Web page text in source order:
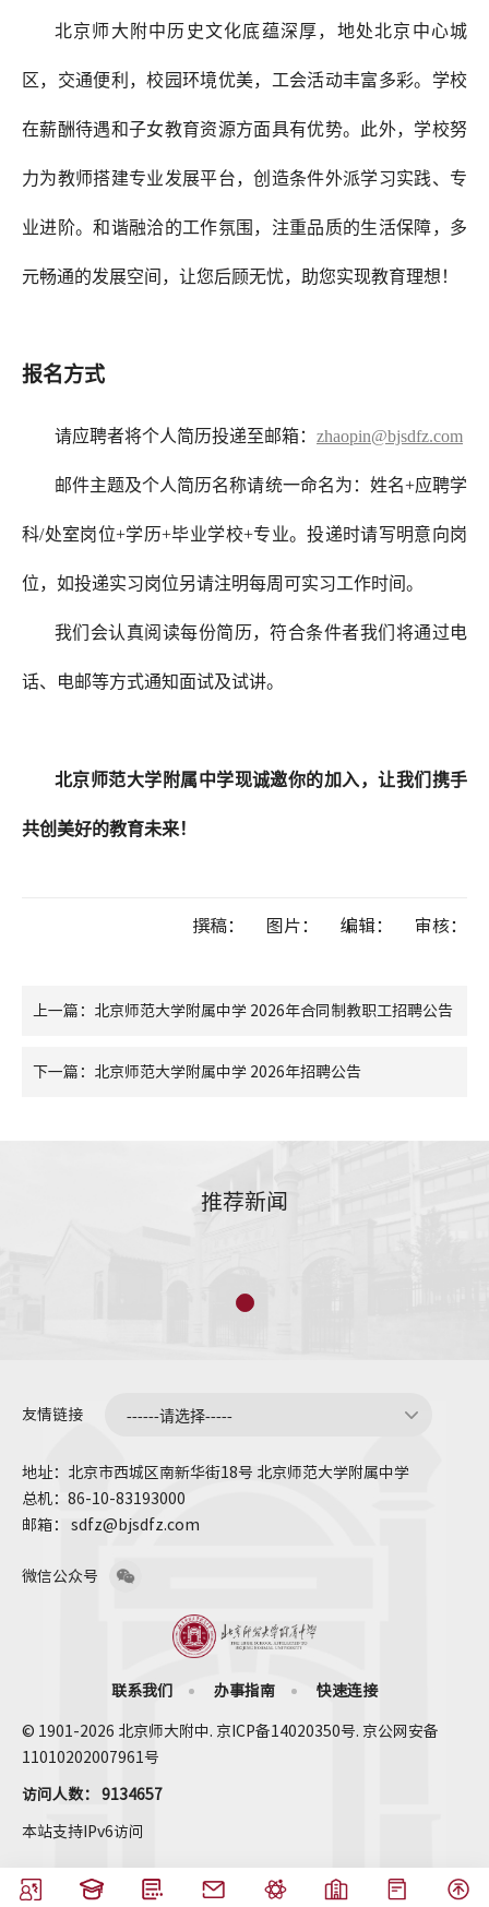
北京师大附中历史文化底蕴深厚，地处北京中心城
区，交通便利，校园环境优美，工会活动丰富多彩。学校
在薪酬待遇和子女教育资源方面具有优势。此外，学校努
力为教师搭建专业发展平台，创造条件外派学习实践、专
业进阶。和谐融洽的工作氛围，注重品质的生活保障，多
元畅通的发展空间，让您后顾无忧，助您实现教育理想！
报名方式
请应聘者将个人简历投递至邮箱： zhaopin@bjsdfz.com
邮件主题及个人简历名称请统一命名为：姓名+应聘学
科/处室岗位+学历+毕业学校+专业。投递时请写明意向岗
位，如投递实习岗位另请注明每周可实习工作时间。
我们会认真阅读每份简历，符合条件者我们将通过电
话、电邮等方式通知面试及试讲。
北京师范大学附属中学现诚邀你的加入，让我们携手
共创美好的教育未来！
撰稿： 图片： 编辑： 审核：
上一篇：北京师范大学附属中学 2026年合同制教职工招聘公告
下一篇：北京师范大学附属中学 2026年招聘公告
推荐新闻
友情链接
地址：北京市西城区南新华街18号 北京师范大学附属中学
总机：86-10-83193000
邮箱： sdfz@bjsdfz.com
微信公众号
联系我们 办事指南 快速连接
© 1901-2026 北京师大附中. 京ICP备14020350号. 京公网安备
11010202007961号
访问人数： 9134657
本站支持IPv6访问